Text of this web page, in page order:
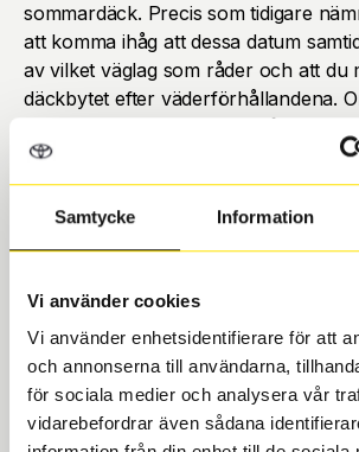
Samtycke Information
Vi använder cookies
Vi använder enhetsidentifierare för att
och annonserna till användarna,
för sociala medier och analysera vår
vidarebefordrar även sådana
sommardäck. Precis som tidigare
att komma ihåg att dessa datum
av vilket väglag som råder och att du
däckbytet efter väderförhållandena.
säkrare att använda vinterdäck eller
vintermärkning.
Datum för
I Sverige är det obligatoriskt
vinterdäck under vissa
Vinterdäck är särskilt